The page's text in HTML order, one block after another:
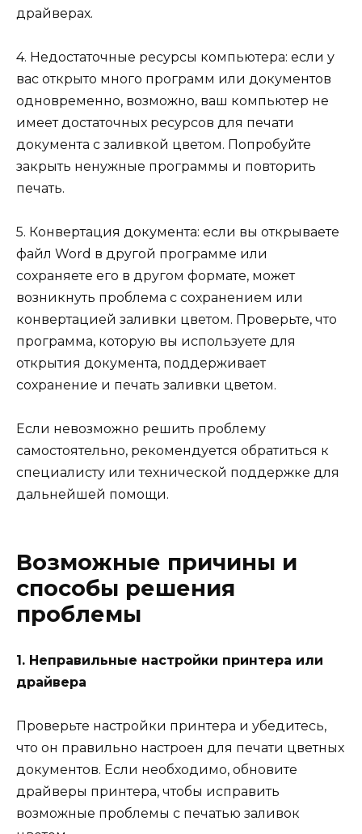
драйверах.
4. Недостаточные ресурсы компьютера: если у
вас открыто много программ или документов
одновременно, возможно, ваш компьютер не
имеет достаточных ресурсов для печати
документа с заливкой цветом. Попробуйте
закрыть ненужные программы и повторить
печать.
5. Конвертация документа: если вы открываете
файл Word в другой программе или
сохраняете его в другом формате, может
возникнуть проблема с сохранением или
конвертацией заливки цветом. Проверьте, что
программа, которую вы используете для
открытия документа, поддерживает
сохранение и печать заливки цветом.
Если невозможно решить проблему
самостоятельно, рекомендуется обратиться к
специалисту или технической поддержке для
дальнейшей помощи.
Возможные причины и
способы решения
проблемы
1. Неправильные настройки принтера или
драйвера
Проверьте настройки принтера и убедитесь,
что он правильно настроен для печати цветных
документов. Если необходимо, обновите
драйверы принтера, чтобы исправить
возможные проблемы с печатью заливок